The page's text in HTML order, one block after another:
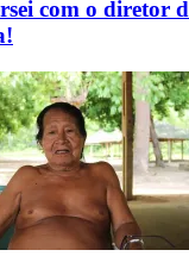
com o diretor